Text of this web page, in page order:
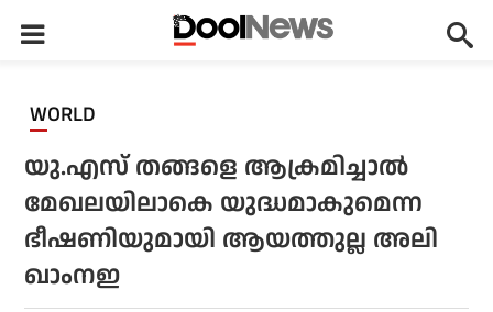
WORLD
യു.എസ് തങ്ങളെ ആക്രമിച്ചാൽ
മേഖലയിലാകെ യുദ്ധമാകുമെന്ന
ഭീഷണിയുമായി ആയത്തുല്ല അലി
ഖാംനഇ